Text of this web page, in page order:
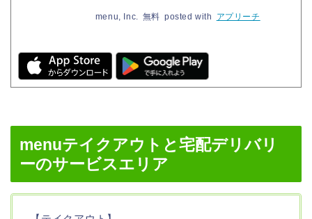
menu, Inc. 無料 posted with アプリーチ
menuテイクアウトと宅配デリバリ
ーのサービスエリア